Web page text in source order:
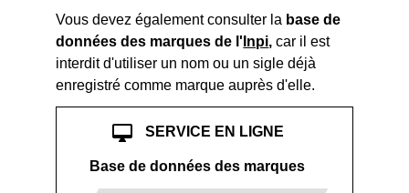
Vous devez également consulter la base de
données des marques de l' Inpi, car il est
interdit d'utiliser un nom ou un sigle déjà
enregistré comme marque auprès d'elle.
desktop_mac SERVICE EN LIGNE
Base de données des marques